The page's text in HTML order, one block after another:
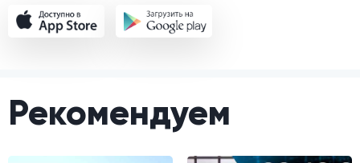
Рекомендуем